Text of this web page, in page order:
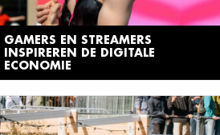
GAMERS EN STREAMERS
INSPIREREN DE DIGITALE
ECONOMIE